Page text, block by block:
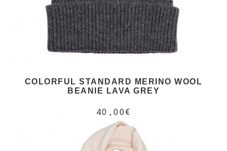
COLORFUL STANDARD MERINO WOOL
BEANIE LAVA GREY
40,00€